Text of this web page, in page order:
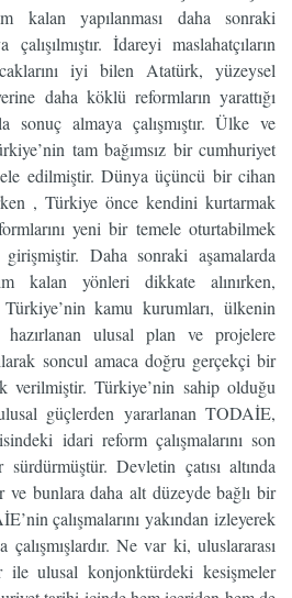
kalan yapılanması daha sonraki
çalışılmıştır. İdareyi maslahatçıların
iyi bilen Atatürk, yüzeysel
daha köklü reformların yarattığı
sonuç almaya çalışmıştır. Ülke ve
tam bağımsız bir cumhuriyet
edilmiştir. Dünya üçüncü bir cihan
, Türkiye önce kendini kurtarmak
yeni bir temele oturtabilmek
Daha sonraki aşamalarda
kalan yönleri dikkate alınırken,
kamu kurumları, ülkenin
hazırlanan ulusal plan ve projelere
soncul amaca doğru gerçekçi bir
verilmiştir. Türkiye’nin sahip olduğu
güçlerden yararlanan TODAİE,
idari reform çalışmalarını son
sürdürmüştür. Devletin çatısı altında
ve bunlara daha alt düzeyde bağlı bir
çalışmalarını yakından izleyerek
çalışmışlardır. Ne var ki, uluslararası
ile ulusal konjonktürdeki kesişmeler